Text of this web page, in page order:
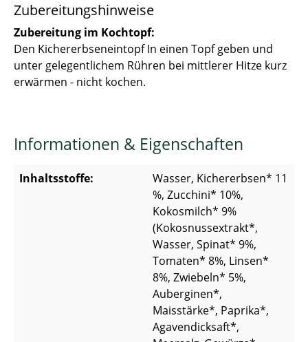
Zubereitungshinweise
Zubereitung im Kochtopf:
Den Kichererbseneintopf In einen Topf geben und
unter gelegentlichem Rühren bei mittlerer Hitze kurz
erwärmen - nicht kochen.
Informationen & Eigenschaften
Inhaltsstoffe:
Wasser, Kichererbsen* 11
%, Zucchini* 10%,
Kokosmilch* 9%
(Kokosnussextrakt*,
Wasser, Spinat* 9%,
Tomaten* 8%, Linsen*
8%, Zwiebeln* 5%,
Auberginen*,
Maisstärke*, Paprika*,
Agavendicksaft*,